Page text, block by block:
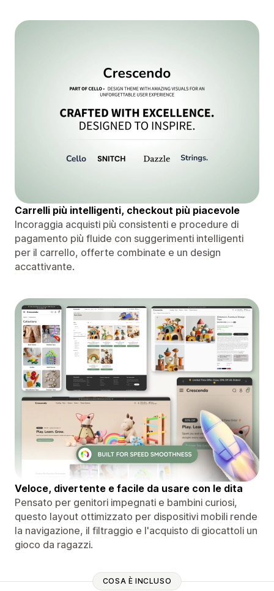
Carrelli più intelligenti, checkout più piacevole
Incoraggia acquisti più consistenti e procedure di
pagamento più fluide con suggerimenti intelligenti
per il carrello, offerte combinate e un design
accattivante.
Veloce, divertente e facile da usare con le dita
Pensato per genitori impegnati e bambini curiosi,
questo layout ottimizzato per dispositivi mobili rende
la navigazione, il filtraggio e l'acquisto di giocattoli un
gioco da ragazzi.
COSA È INCLUSO